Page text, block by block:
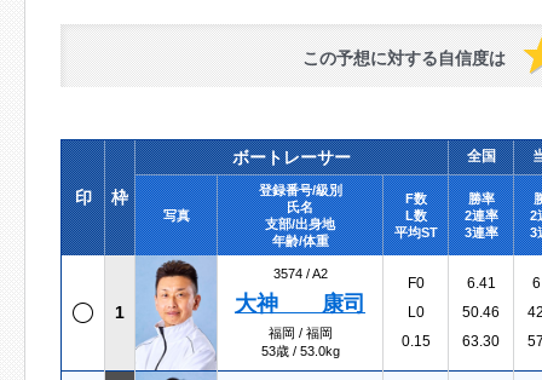
この予想に対する自信度は
印 枠
ボートレーサー 全国
写真
登録番号/級別
氏名
支部/出身地
年齢/体重
F数
L数
平均ST
勝率
2連率
3連率
2
3
1
3574 /A2
大神 康司
福岡 / 福岡
53歳 / 53.0kg
F0
L0
0.15
6.41
50.46
63.30